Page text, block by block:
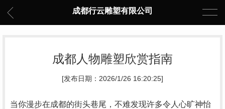
成都行云雕塑有限公司
成都人物雕塑欣赏指南
[发布日期：2026/1/26 16:20:25]
当你漫步在成都的街头巷尾，不难发现许多令人心旷神怡